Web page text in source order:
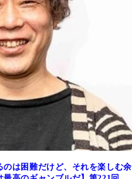
は困難だけど、それを楽しむ余